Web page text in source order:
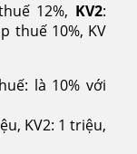
12%, KV2:
thuế 10%, KV
là 10% với
KV2: 1 triệu,